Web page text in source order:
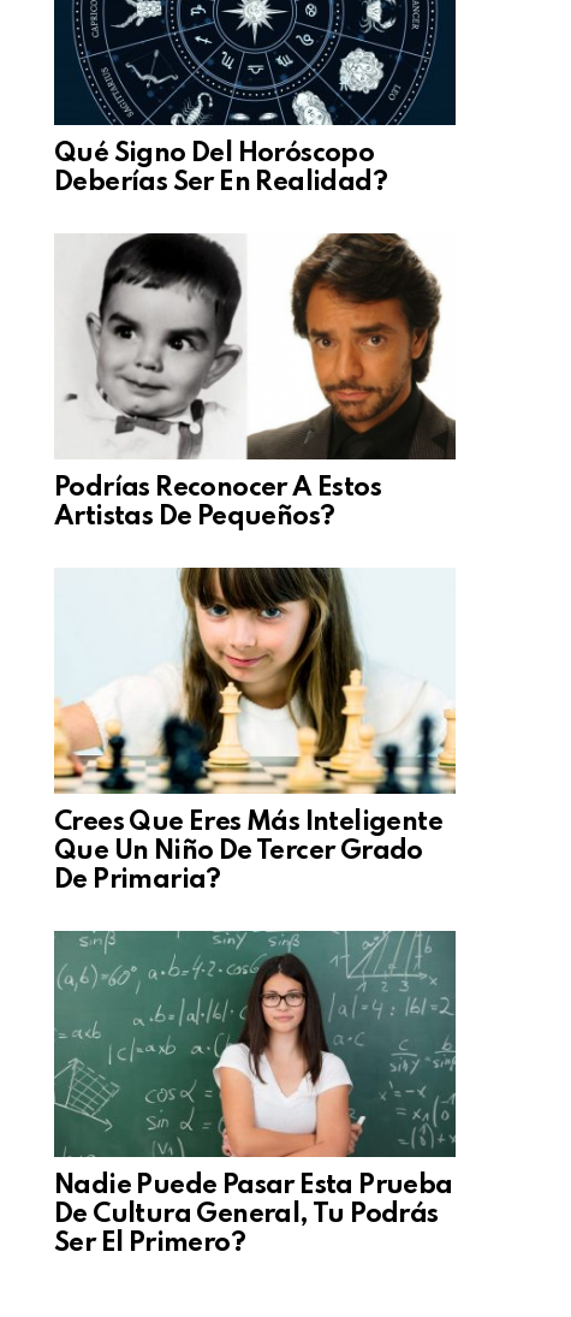
Qué Signo Del Horóscopo
Deberías Ser En Realidad?
Podrías Reconocer A Estos
Artistas De Pequeños?
Crees Que Eres Más Inteligente
Que Un Niño De Tercer Grado
De Primaria?
Nadie Puede Pasar Esta Prueba
De Cultura General, Tu Podrás
Ser El Primero?